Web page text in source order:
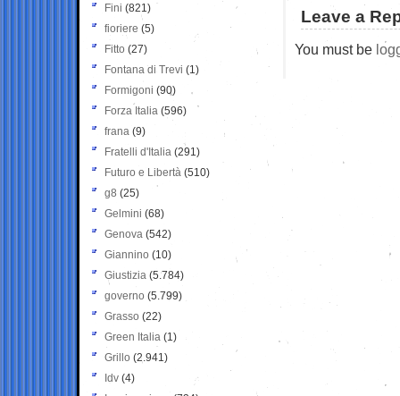
Leave a
You must be
Fini (821)
fioriere (5)
Fitto (27)
Fontana di Trevi (1)
Formigoni (90)
Forza Italia (596)
frana (9)
Fratelli d'Italia (291)
Futuro e Libertà (510)
g8 (25)
Gelmini (68)
Genova (542)
Giannino (10)
Giustizia (5.784)
governo (5.799)
Grasso (22)
Green Italia (1)
Grillo (2.941)
Idv (4)